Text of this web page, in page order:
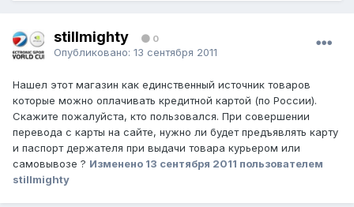
stillmighty 0
Опубликовано: 13 сентября 2011
Нашел этот магазин как единственный источник товаров
которые можно оплачивать кредитной картой (по России).
Скажите пожалуйста, кто пользовался. При совершении
перевода с карты на сайте, нужно ли будет предъявлять карту
и паспорт держателя при выдачи товара курьером или
самовывозе ? Изменено 13 сентября 2011 пользователем
stillmighty